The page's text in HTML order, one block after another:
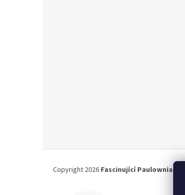
Copyright 2026 Fascinující Paulownia